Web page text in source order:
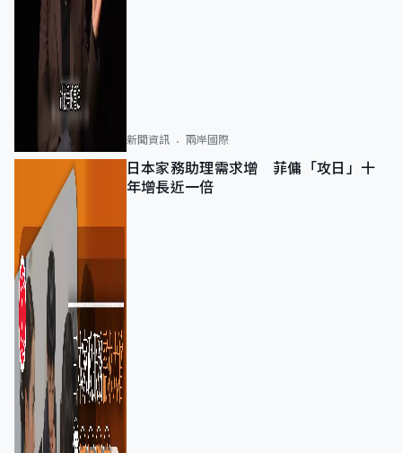
新聞資訊 兩岸國際
日本家務助理需求增 菲傭「攻日」十
年增長近一倍